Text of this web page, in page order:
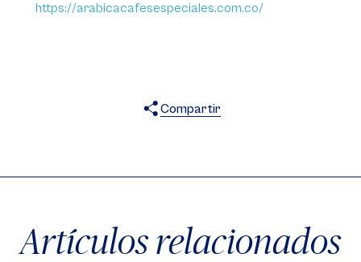
https://arabicacafesespeciales.com.co/
Compartir
Artículos relacionados